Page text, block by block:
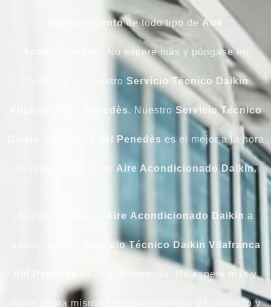
Mantenimientode todo tipo de Aire
No espere más y póngase en
contacto con nuestro Servicio Técnico Daikin
Vilafranca del Penedès. Nuestro Servicio Técnico
Daikin Vilafranca del Penedès es el mejor a la hora
de reparar cualquier Aire Acondicionado Daikin.
Aire Acondicionado Daikin a
Servicio Técnico Daikin Vilafranca
es lo que necesita. No espere más y
llame ahora mismo a nuestro teléfono de contacto y